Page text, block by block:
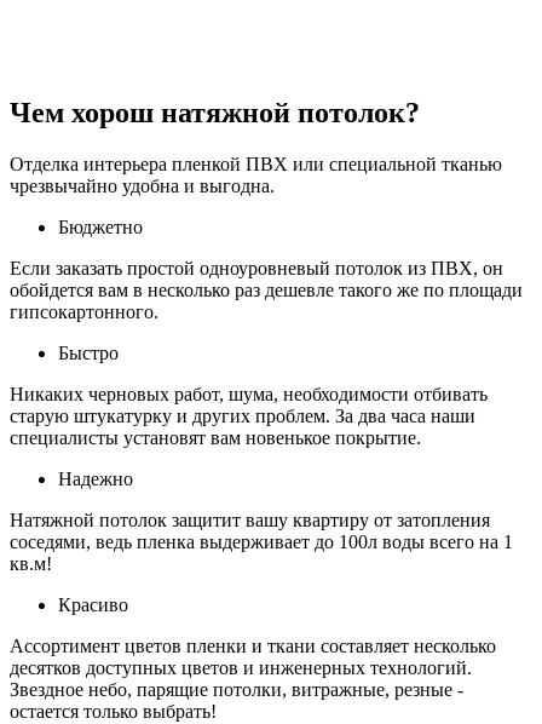
Чем хорош натяжной потолок?
Отделка интерьера пленкой ПВХ или специальной тканью
чрезвычайно удобна и выгодна.
Бюджетно
Если заказать простой одноуровневый потолок из ПВХ, он
обойдется вам в несколько раз дешевле такого же по площади
гипсокартонного.
Быстро
Никаких черновых работ, шума, необходимости отбивать
старую штукатурку и других проблем. За два часа наши
специалисты установят вам новенькое покрытие.
Надежно
Натяжной потолок защитит вашу квартиру от затопления
соседями, ведь пленка выдерживает до 100л воды всего на 1
кв.м!
Красиво
Ассортимент цветов пленки и ткани составляет несколько
десятков доступных цветов и инженерных технологий.
Звездное небо, парящие потолки, витражные, резные -
остается только выбрать!